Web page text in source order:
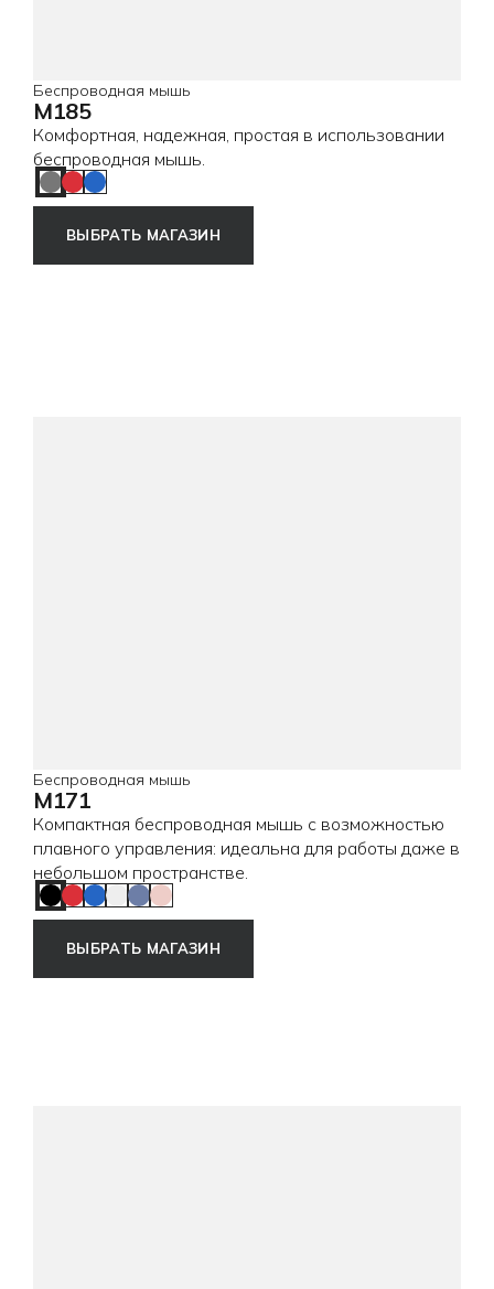
Беспроводная мышь
M185
Комфортная, надежная, простая в использовании
беспроводная мышь.
Shift Grey
RedBlue
ВЫБРАТЬ МАГАЗИН
Беспроводная мышь
M171
Компактная беспроводная мышь с возможностью
плавного управления: идеальна для работы даже в
небольшом пространстве.
Black
RedBlueOff White
Blue Grey
Rose
ВЫБРАТЬ МАГАЗИН